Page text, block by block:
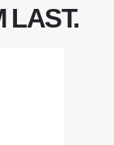
LAST.